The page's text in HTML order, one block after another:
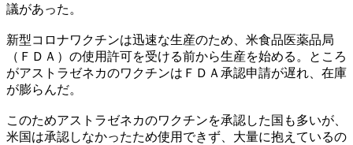
議があった。
新型コロナワクチンは迅速な生産のため、米食品医薬品局
（ＦＤＡ）の使用許可を受ける前から生産を始める。ところ
がアストラゼネカのワクチンはＦＤＡ承認申請が遅れ、在庫
が膨らんだ。
このためアストラゼネカのワクチンを承認した国も多いが、
米国は承認しなかったため使用できず、大量に抱えているの